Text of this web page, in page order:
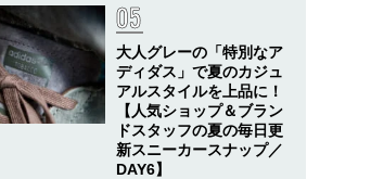
大人グレーの「特別なア
ディダス」で夏のカジュ
アルスタイルを上品に！
【人気ショップ＆ブラン
ドスタッフの夏の毎日更
新スニーカースナップ／
DAY6】